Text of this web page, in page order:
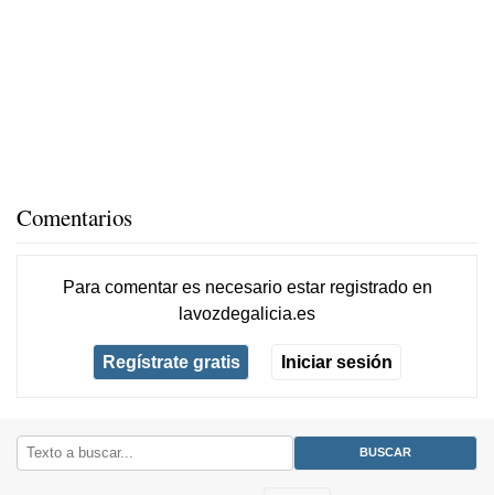
Comentarios
Para comentar es necesario estar registradoen
lavozdegalicia.es
Regístrate gratis Iniciar sesión